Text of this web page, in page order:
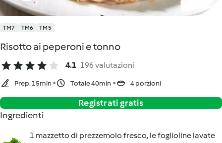
TM7 TM6 TM5
Risotto ai peperoni e tonno
4.1 196 valutazioni
Prep. 15min Totale 40min 4 porzioni
Registrati gratis
Ingredienti
1 mazzetto di prezzemolo fresco, le foglioline lavate